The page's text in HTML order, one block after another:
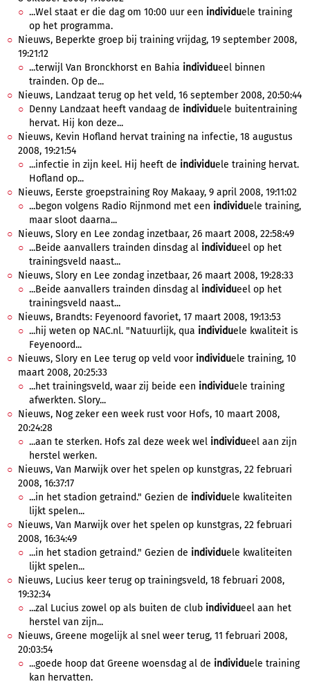
...Wel staat er die dag om 10:00 uur een individuele training
op het programma.
Nieuws, Beperkte groep bij training vrijdag, 19 september 2008,
19:21:12
...terwijl Van Bronckhorst en Bahia individueel binnen
trainden. Op de...
Nieuws, Landzaat terug op het veld, 16 september 2008, 20:50:44
Denny Landzaat heeft vandaag de individuele buitentraining
hervat. Hij kon deze...
Nieuws, Kevin Hofland hervat training na infectie, 18 augustus
2008, 19:21:54
...infectie in zijn keel. Hij heeft de individuele training hervat.
Hofland op...
Nieuws, Eerste groepstraining Roy Makaay, 9 april 2008, 19:11:02
...begon volgens Radio Rijnmond met een individuele training,
maar sloot daarna...
Nieuws, Slory en Lee zondag inzetbaar, 26 maart 2008, 22:58:49
...Beide aanvallers trainden dinsdag al individueel op het
trainingsveld naast...
Nieuws, Slory en Lee zondag inzetbaar, 26 maart 2008, 19:28:33
...Beide aanvallers trainden dinsdag al individueel op het
trainingsveld naast...
Nieuws, Brandts: Feyenoord favoriet, 17 maart 2008, 19:13:53
...hij weten op NAC.nl. "Natuurlijk, qua individuele kwaliteit is
Feyenoord...
Nieuws, Slory en Lee terug op veld voor individuele training, 10
maart 2008, 20:25:33
...het trainingsveld, waar zij beide een individuele training
afwerkten. Slory...
Nieuws, Nog zeker een week rust voor Hofs, 10 maart 2008,
20:24:28
...aan te sterken. Hofs zal deze week wel individueel aan zijn
herstel werken.
Nieuws, Van Marwijk over het spelen op kunstgras, 22 februari
2008, 16:37:17
...in het stadion getraind." Gezien de individuele kwaliteiten
lijkt spelen...
Nieuws, Van Marwijk over het spelen op kunstgras, 22 februari
2008, 16:34:49
...in het stadion getraind." Gezien de individuele kwaliteiten
lijkt spelen...
Nieuws, Lucius keer terug op trainingsveld, 18 februari 2008,
19:32:34
...zal Lucius zowel op als buiten de club individueel aan het
herstel van zijn...
Nieuws, Greene mogelijk al snel weer terug, 11 februari 2008,
20:03:54
...goede hoop dat Greene woensdag al de individuele training
kan hervatten.